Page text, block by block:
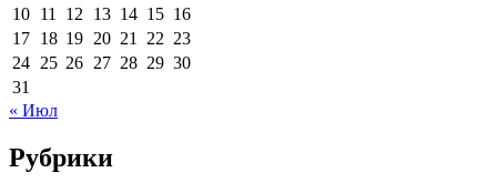
10 11 12 13 14 15 16
17 18 19 20 21 22 23
24 25 26 27 28 29 30
31
« Июл
Рубрики